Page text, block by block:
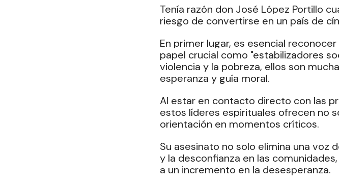
Tenía razón don José López Portillo
riesgo de convertirse en un país de
En primer lugar, es esencial
papel crucial como "estabilizadores
violencia y la pobreza, ellos son
esperanza y guía moral.
Al estar en contacto directo con las
estos líderes espirituales ofrecen no
orientación en momentos críticos.
Su asesinato no solo elimina una voz
y la desconfianza en las
a un incremento en la desesperanza.